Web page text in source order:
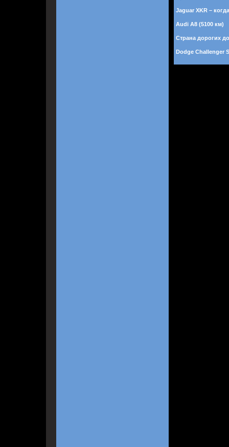
Jaguar XKR –
Audi A8 (5100 км)
Страна дорогих
Dodge Challenger